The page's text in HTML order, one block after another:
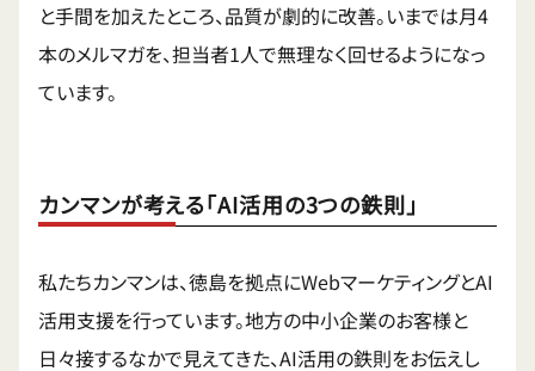
と手間を加えたところ、品質が劇的に改善。いまでは月4
本のメルマガを、担当者1人で無理なく回せるようになっ
ています。
カンマンが考える「AI活用の3つの鉄則」
私たちカンマンは、徳島を拠点にWebマーケティングとAI
活用支援を行っています。地方の中小企業のお客様と
日々接するなかで見えてきた、AI活用の鉄則をお伝えし